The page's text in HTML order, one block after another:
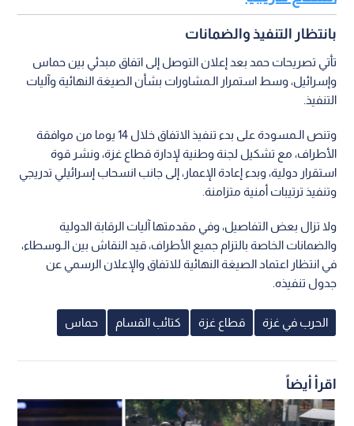
بانتظار التنفيذ والضمانات
تأتي تصريحات حمد بعد إعلان التوصل إلى اتفاق مبدئي بين حماس
وإسرائيل، وسط استمرار الـمشاورات بشأن الصيغة النهائية وآليات
التنفيذ.
وتنص الـمسودة على بدء تنفيذ الاتفاق خلال 14 يوما من موافقة
الأطراف، مع تشكيل لجنة وطنية لإدارة قطاع غزة، ونشر قوة
استقرار دولية، وبدء إعادة الإعمار، إلى جانب انسحاب إسرائيلي تدريجي
وتنفيذ ترتيبات أمنية متزامنة.
ولا تزال بعض التفاصيل، وفي مقدمتها آليات الرقابة الدولية
والضمانات الخاصة بالتزام جميع الأطراف، قيد النقاش بين الـوسطاء،
في انتظار اعتماد الصيغة النهائية للاتفاق والإعلان الرسمي عن
جدول تنفيذه.
الحرب في غزة قطاع غزة كتائب القسام حماس
اقرأ أيضاً